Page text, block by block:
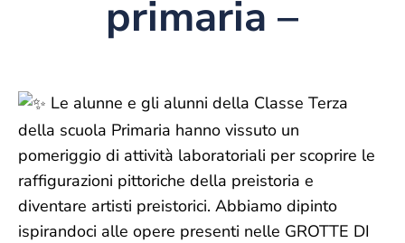
primaria –
Le alunne e gli alunni della Classe Terza
della scuola Primaria hanno vissuto un
pomeriggio di attività laboratoriali per scoprire le
raffigurazioni pittoriche della preistoria e
diventare artisti preistorici. Abbiamo dipinto
ispirandoci alle opere presenti nelle GROTTE DI